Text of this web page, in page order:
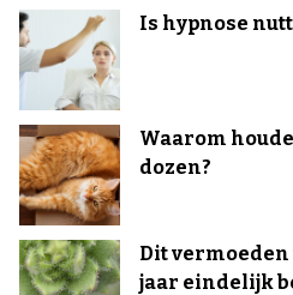
Is hypnose
Waarom
dozen?
Dit vermoeden
jaar eindelijk